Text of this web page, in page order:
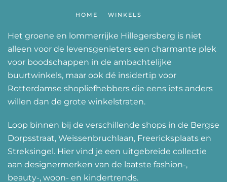
HOME WINKELS
Het groene en lommerrijke Hillegersberg is niet
alleen voor de levensgenieters een charmante plek
voor boodschappen in de ambachtelijke
buurtwinkels, maar ook dé insidertip voor
Rotterdamse shopliefhebbers die eens iets anders
willen dan de grote winkelstraten.
Loop binnen bij de verschillende shops in de Bergse
Dorpsstraat, Weissenbruchlaan, Freericksplaats en
Streksingel. Hier vind je een uitgebreide collectie
aan designermerken van de laatste fashion-,
beauty-, woon- en kindertrends.